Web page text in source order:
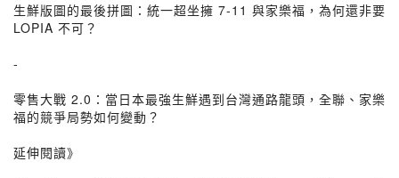
生鮮版圖的最後拼圖：統一超坐擁 7-11 與家樂福，為何還非要
LOPIA 不可？
-
零售大戰 2.0：當日本最強生鮮遇到台灣通路龍頭，全聯、家樂
福的競爭局勢如何變動？
延伸閱讀》